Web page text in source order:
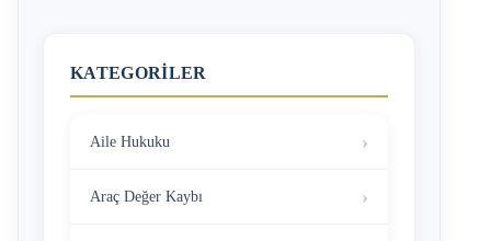
KATEGORILER
Aile Hukuku
Araç Değer Kaybı